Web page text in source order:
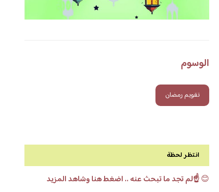
الوسوم
تقويم رمضان
انتظر لحظة
😊☝️لم تجد ما تبحث عنه .. اضغط هنا وشاهد المزيد